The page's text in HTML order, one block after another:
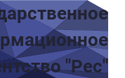
"Рес"